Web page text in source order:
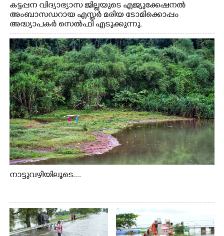
കട്ടപ്പന വിദ്യാഭ്യാസ ജില്ലയുടെ എജ്യുക്കേഷനൽ
അംബാസഡറായ എസ്തർ മരിയ ടോമിക്കൊപ്പം
അദ്ധ്യാപകർ സെൽഫി എടുക്കുന്നു.
നാട്ടുവഴിയിലൂടെ....